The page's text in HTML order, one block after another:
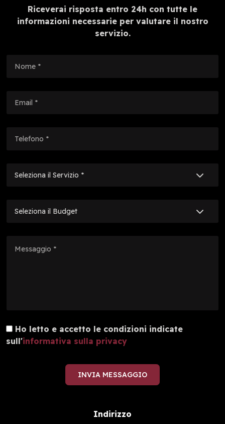
Riceverai risposta entro 24h con tutte le
informazioni necessarie per valutare il nostro
servizio.
Vuoto
Ho letto e accetto le condizioni indicate
sull'informativa sulla privacy
INVIA MESSAGGIO
Indirizzo